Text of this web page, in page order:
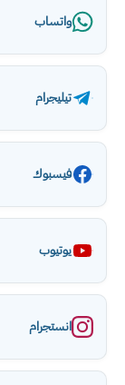
واتساب
تيليجرام
فيسبوك
يوتيوب
انستجرام